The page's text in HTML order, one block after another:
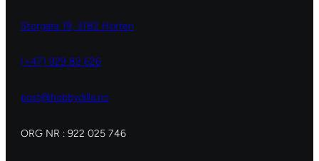
Storgata 19, 3182 Horten
(+47) 929 82 626
post@hobbydilla.no
ORG NR : 922 025 746